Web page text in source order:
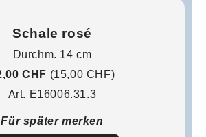
Schale rosé
Durchm. 14 cm
CHF (15,00 CHF)
Art. E16006.31.3
Für später merken